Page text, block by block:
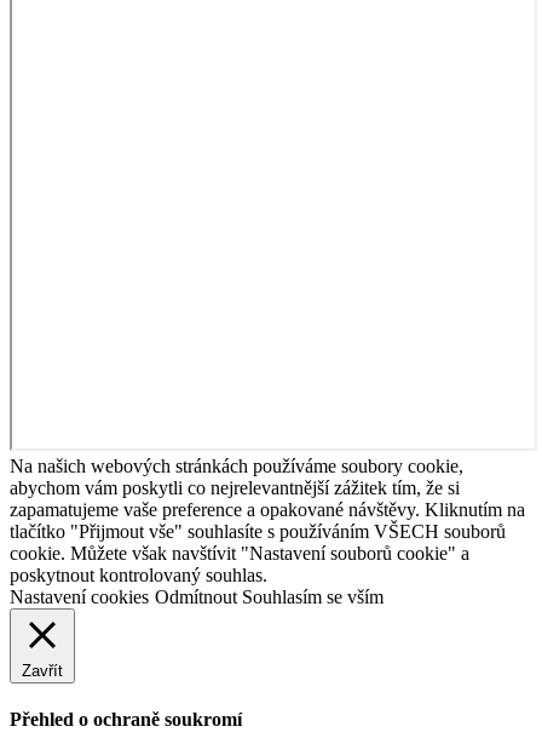
Na našich webových stránkách používáme soubory cookie,
abychom vám poskytli co nejrelevantnější zážitek tím, že si
zapamatujeme vaše preference a opakované návštěvy. Kliknutím na
tlačítko "Přijmout vše" souhlasíte s používáním VŠECH souborů
cookie. Můžete však navštívit "Nastavení souborů cookie" a
poskytnout kontrolovaný souhlas.
Nastavení cookies Odmítnout Souhlasím se vším
Zavřít
Přehled o ochraně soukromí